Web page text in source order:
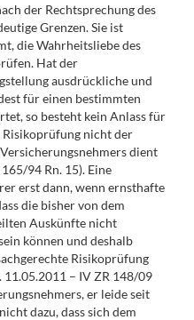
der Rechtsprechung des
Grenzen. Sie ist
die Wahrheitsliebe des
Hat der
ausdrückliche und
für einen bestimmten
so besteht kein Anlass für
Risikoprüfung nicht der
dient
94 Rn. 15). Eine
erst dann, wenn ernsthafte
die bisher von dem
Auskünfte nicht
können und deshalb
Risikoprüfung
– IV ZR 148/09
er leide seit
dazu, dass sich dem